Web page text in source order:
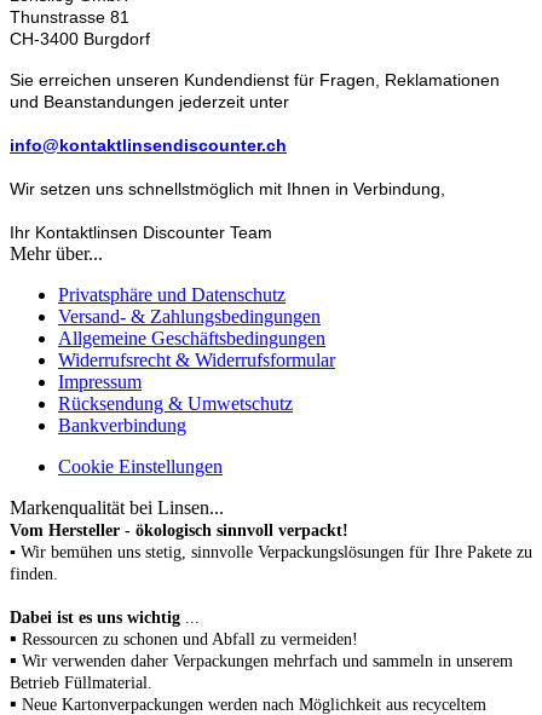
Thunstrasse 81
CH-3400 Burgdorf
Sie erreichen unseren Kundendienst für Fragen, Reklamationen
und Beanstandungen jederzeit unter
info@kontaktlinsendiscounter.ch
Wir setzen uns schnellstmöglich mit Ihnen in Verbindung,
Ihr Kontaktlinsen Discounter Team
Mehr über...
Privatsphäre und Datenschutz
Versand- & Zahlungsbedingungen
Allgemeine Geschäftsbedingungen
Widerrufsrecht & Widerrufsformular
Impressum
Rücksendung & Umwetschutz
Bankverbindung
Cookie Einstellungen
Markenqualität bei Linsen...
Vom Hersteller - ökologisch sinnvoll verpackt!
▪ Wir bemühen uns stetig, sinnvolle Verpackungslösungen für Ihre Pakete zu
finden.
Dabei ist es uns wichtig
▪ Ressourcen zu schonen und Abfall zu vermeiden!
▪ Wir verwenden daher Verpackungen mehrfach und sammeln in unserem
Betrieb Füllmaterial.
▪ Neue Kartonverpackungen werden nach Möglichkeit aus recyceltem